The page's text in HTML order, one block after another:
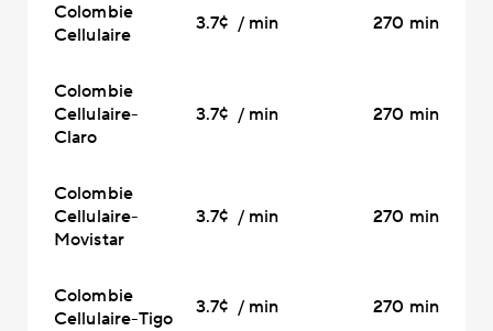
Colombie
Cellulaire
3.7¢ / min 270 min
Colombie
Cellulaire-
Claro
3.7¢ / min 270 min
Colombie
Cellulaire-
Movistar
3.7¢ / min 270 min
Colombie
Cellulaire-Tigo
3.7¢ / min 270 min